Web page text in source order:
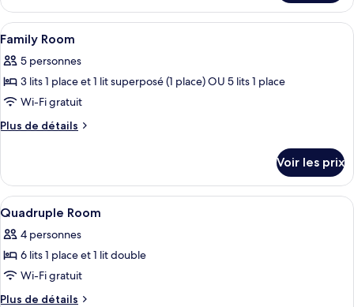
le
type
de
chambre
Economy
Single
Afficher
toutes
les
photos
pour
ce
chambre :
Family
Room
Une chambre d’hôtel avec des lits
1
Family Room
5 personnes
3 lits 1 place et 1 lit superposé (1 place) OU 5 lits 1 place
Wi-Fi gratuit
Plus de détails
Plus
le
type
de
chambre
Family
Room
Voir les prix
Afficher
toutes
les
photos
pour
ce
Coffres-forts dans les chambres,
1
Quadruple Room
4 personnes
6 lits 1 place et 1 lit double
Wi-Fi gratuit
Plus de détails
Plus